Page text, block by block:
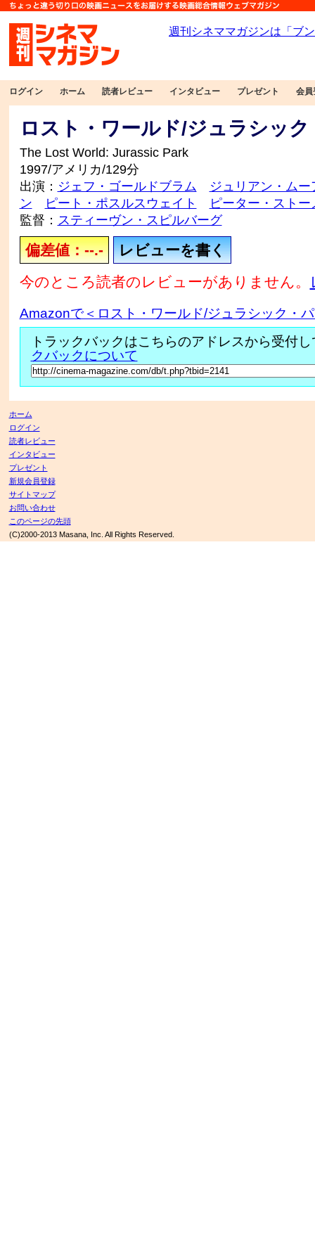
ログイン ホーム 読者レビュー インタビュー プレゼント 会員
ロスト・ワールド/ジュラシック
The Lost World: Jurassic Park
1997/アメリカ/129分
出演： ジェフ・ゴールドブラム
ジュリアン・ムー
ン
ピート・ポスルスウェイト
ピーター・ストー
監督： スティーヴン・スピルバーグ
偏差値：--.-
レビューを書く
今のところ読者のレビューがありません。
Amazonで＜ロスト・ワールド/ジュラシック・
トラックバックはこちらのアドレスから受付
クバックについて
ホーム
ログイン
読者レビュー
インタビュー
プレゼント
新規会員登録
サイトマップ
お問い合わせ
このページの先頭
(C)2000-2013 Masana, Inc. All Rights Reserved.